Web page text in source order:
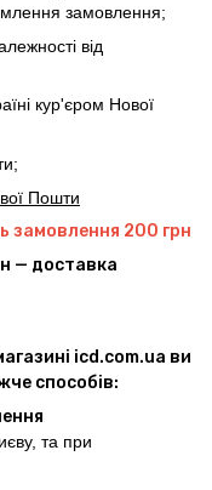
замовлення;
від
кур'єром Нової
Пошти
замовлення 200 грн
— доставка
icd.com.ua ви
способів:
та при